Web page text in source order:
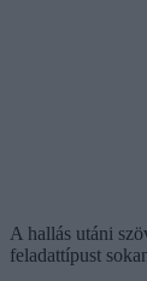
A hallás utáni
feladattípust